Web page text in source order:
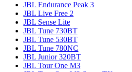
JBL Endurance Peak 3
JBL Live Free 2
JBL Sense Lite
JBL Tune 730BT
JBL Tune 530BT
JBL Tune 780NC
JBL Junior 320BT
JBL Tour One M3